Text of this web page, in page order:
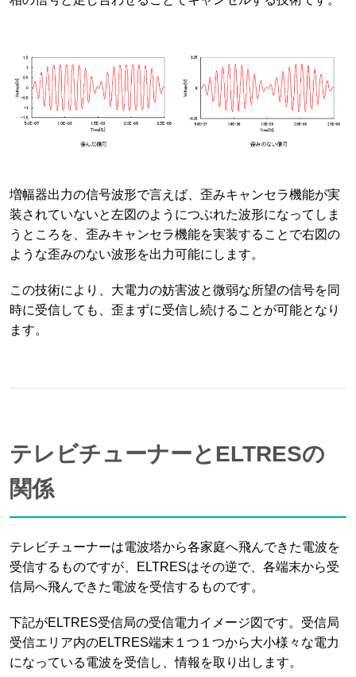
増幅器出力の信号波形で言えば、歪みキャンセラ機能が実
装されていないと左図のようにつぶれた波形になってしま
うところを、歪みキャンセラ機能を実装することで右図の
ような歪みのない波形を出力可能にします。
この技術により、大電力の妨害波と微弱な所望の信号を同
時に受信しても、歪まずに受信し続けることが可能となり
ます。
テレビチューナーとELTRESの
関係
テレビチューナーは電波塔から各家庭へ飛んできた電波を
受信するものですが、ELTRESはその逆で、各端末から受
信局へ飛んできた電波を受信するものです。
下記がELTRES受信局の受信電力イメージ図です。受信局
受信エリア内のELTRES端末１つ１つから大小様々な電力
になっている電波を受信し、情報を取り出します。